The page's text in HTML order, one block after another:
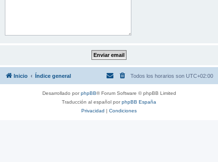
Inicio Índice general Todos los horarios son UTC+02:00
Desarrollado porphpBB® Forum Software © phpBB Limited
Traducción al español porphpBB España
Privacidad | Condiciones